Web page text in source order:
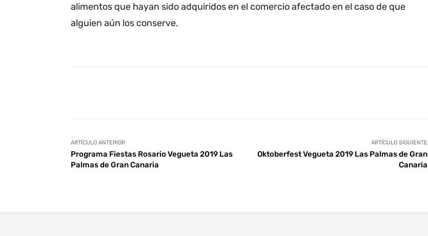
alimentos que hayan sido adquiridos en el comercio afectado en el caso de que
alguien aún los conserve.
ARTÍCULO ANTERIOR
Programa Fiestas Rosario Vegueta 2019 Las
Palmas de Gran Canaria
ARTÍCULO SIGUIENTE
Oktoberfest Vegueta 2019 Las Palmas de Gran
Canaria